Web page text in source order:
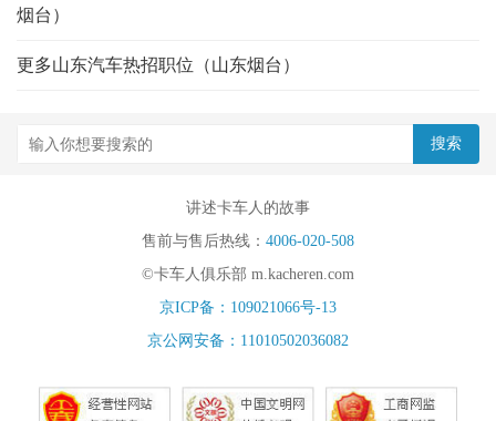
烟台）
更多山东汽车热招职位（山东烟台）
讲述卡车人的故事
售前与售后热线： 4006-020-508
©卡车人俱乐部 m.kacheren.com
京ICP备：109021066号-13
京公网安备：11010502036082